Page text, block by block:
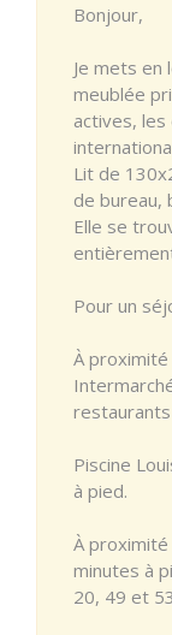
Bonjour,
Je mets en
meublée
actives,
Lit de
de bureau,
Elle se
Pour un
À proximité
Piscine
à pied.
À
minutes à
20, 49 et